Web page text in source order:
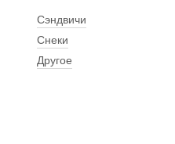
Сэндвичи
Снеки
Другое